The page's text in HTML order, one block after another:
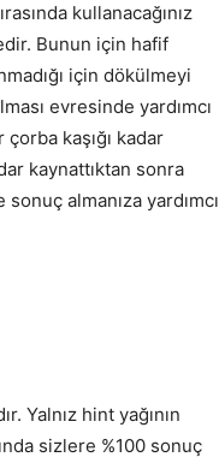
kullanacağınız
Bunun için hafif
için dökülmeyi
evresinde yardımcı
kaşığı kadar
kaynattıktan sonra
almanıza yardımcı
Yalnız hint yağının
sizlere %100 sonuç